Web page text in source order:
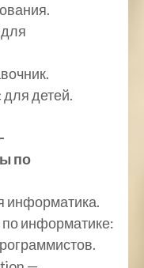
для детей.
по
информатике: